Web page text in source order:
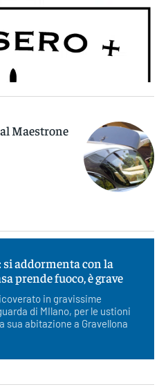
Maestrone
addormenta con la
prende fuoco, è grave
in gravissime
di MIlano, per le ustioni
sua abitazione a Gravellona